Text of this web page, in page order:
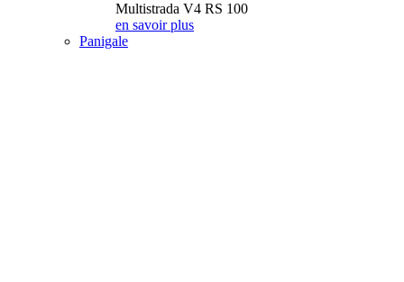
Multistrada V4 RS 100
en savoir plus
Panigale